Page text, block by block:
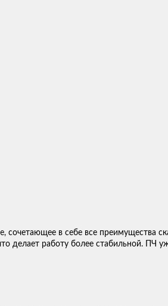
сочетающее в себе все преимущества
делает работу более стабильной.